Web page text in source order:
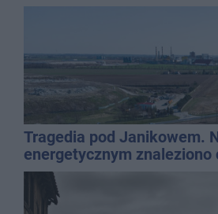
Tragedia pod Janikowem.
energetycznym znaleziono
mężczyzny